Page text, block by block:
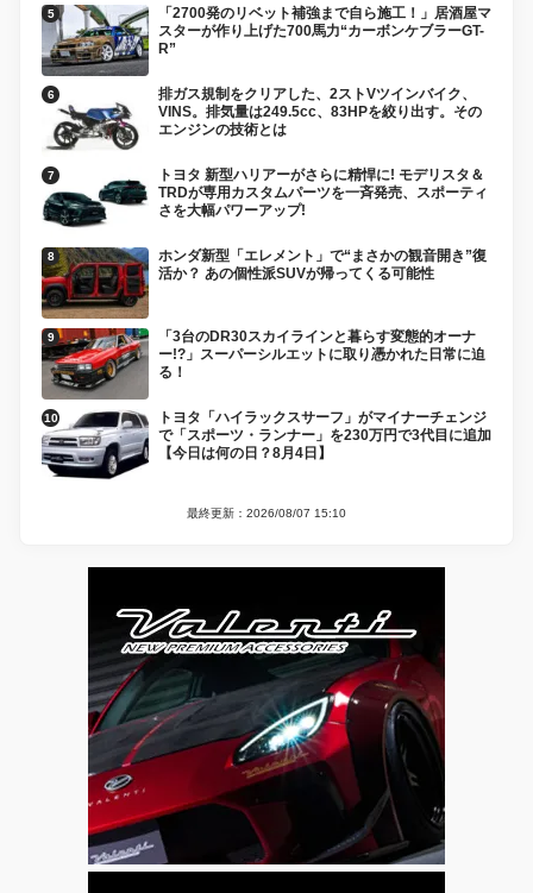
「2700発のリベット補強まで自ら施工！」居酒屋マ
スターが作り上げた700馬力“カーボンケブラーGT-
R”
排ガス規制をクリアした、2ストVツインバイク、
VINS。排気量は249.5cc、83HPを絞り出す。その
エンジンの技術とは
トヨタ 新型ハリアーがさらに精悍に! モデリスタ＆
TRDが専用カスタムパーツを一斉発売、スポーティ
さを大幅パワーアップ!
ホンダ新型「エレメント」で“まさかの観音開き”復
活か？ あの個性派SUVが帰ってくる可能性
「3台のDR30スカイラインと暮らす変態的オーナ
ー!?」スーパーシルエットに取り憑かれた日常に迫
る！
トヨタ「ハイラックスサーフ」がマイナーチェンジ
で「スポーツ・ランナー」を230万円で3代目に追加
【今日は何の日？8月4日】
最終更新：2026/08/07 15:10